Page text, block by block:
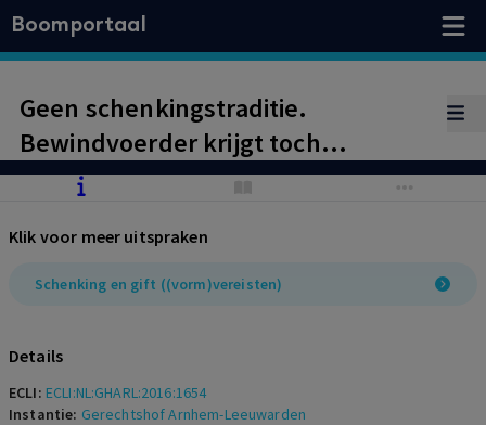
Boomportaal
Geen schenkingstraditie.
Bewindvoerder krijgt toch
machtiging voor het doen van
levensgeluk van de
rechthebbende.
Klik voor meer uitspraken
Schenking en gift ((vorm)vereisten)
Details
ECLI: ECLI:NL:GHARL:2016:1654
Instantie: Gerechtshof Arnhem-Leeuwarden